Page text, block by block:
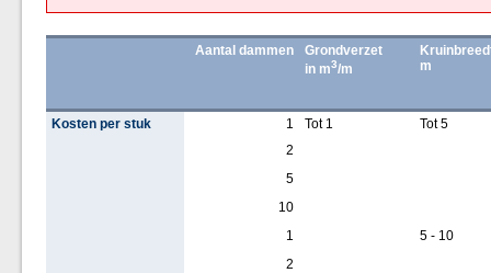
Aantal dammen
Grondverzet
in m3/m
m
Kosten per stuk 1 Tot 1
Tot 5
2
5
10
1
5 - 10
2